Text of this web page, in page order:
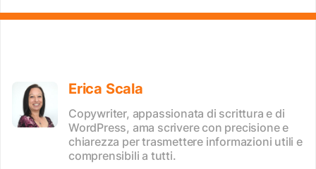
Erica Scala
Copywriter, appassionata di scrittura e di
WordPress, ama scrivere con precisione e
chiarezza per trasmettere informazioni utili e
comprensibili a tutti.